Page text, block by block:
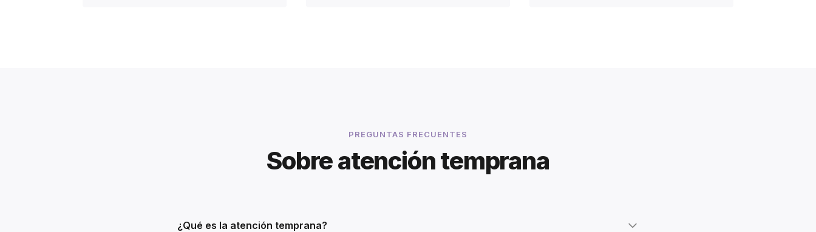
PREGUNTAS FRECUENTES
Sobre atención temprana
¿Qué es la atención temprana?